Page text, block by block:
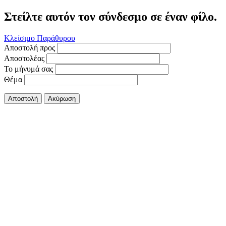
Στείλτε αυτόν τον σύνδεσμο σε έναν φίλο.
Κλείσιμο Παράθυρου
Αποστολή προς
Αποστολέας
Το μήνυμά σας
Θέμα
Αποστολή Ακύρωση